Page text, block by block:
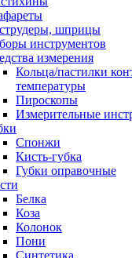
шприцы
инструментов
измерения
Кольца/пастилки
температуры
Пироскопы
Измерительные
Спонжи
Кисть-губка
Губки оправочные
Белка
Коза
Колонок
Пони
Синтетика